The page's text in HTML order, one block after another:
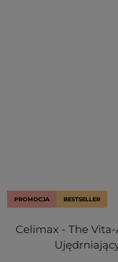
PROMOCJA BESTSELLER
Celimax - The